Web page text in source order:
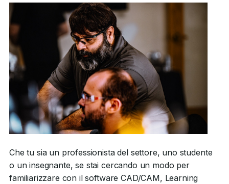
Che tu sia un professionista del settore, uno studente
o un insegnante, se stai cercando un modo per
familiarizzare con il software CAD/CAM, Learning